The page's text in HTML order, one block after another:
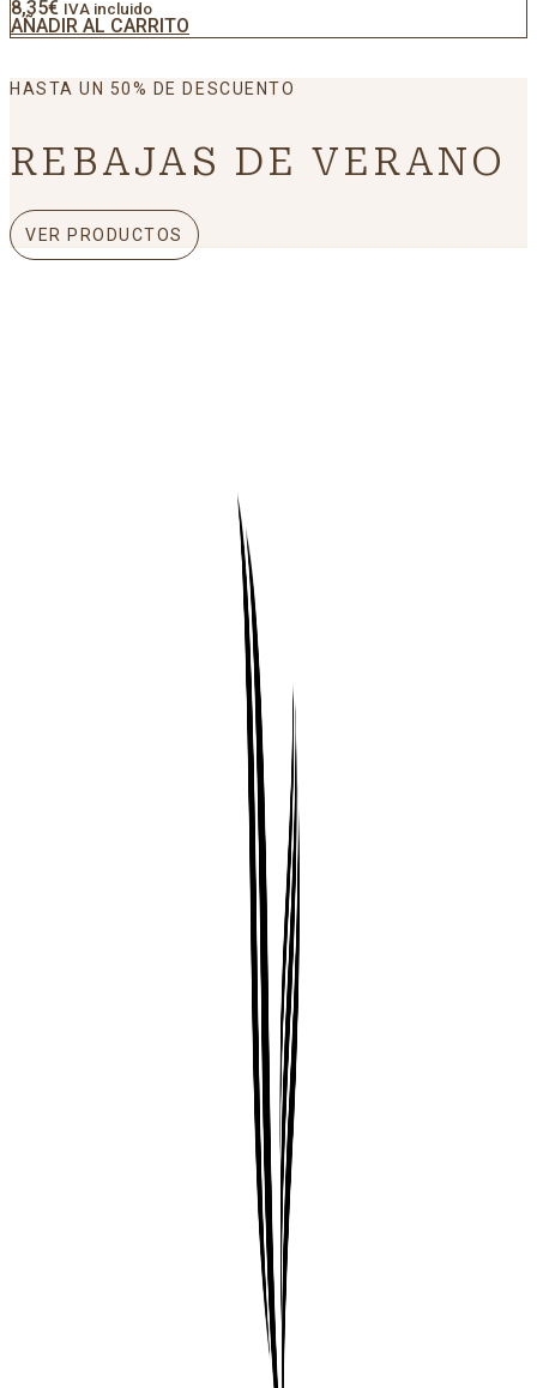
8,35€ IVA incluido
AÑADIR AL CARRITO
HASTA UN 50% DE DESCUENTO
REBAJAS DE VERANO
VER PRODUCTOS